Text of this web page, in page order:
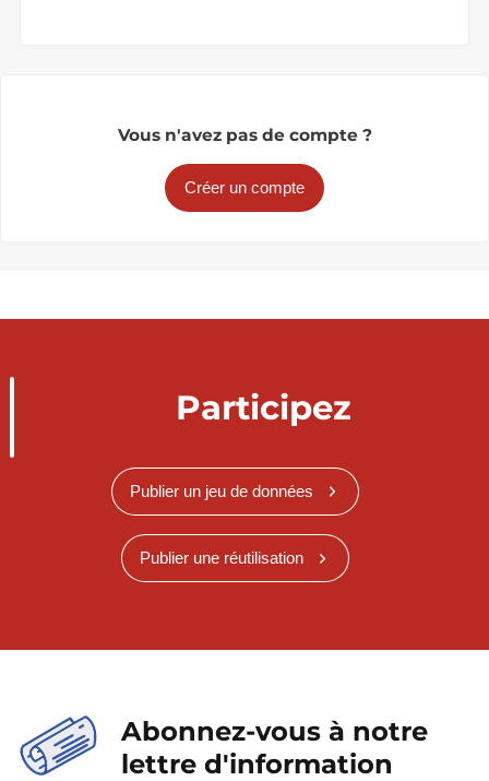
Vous n'avez pas de compte ?
Créer un compte
Participez
Publier un jeu de données
Publier une réutilisation
Abonnez-vous à notre
lettre d'information